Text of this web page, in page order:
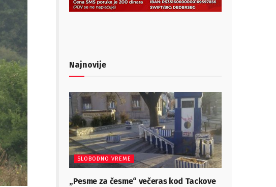
Najnovije
SLOBODNO VREME
„Pesme za česme“ večeras kod Tackove